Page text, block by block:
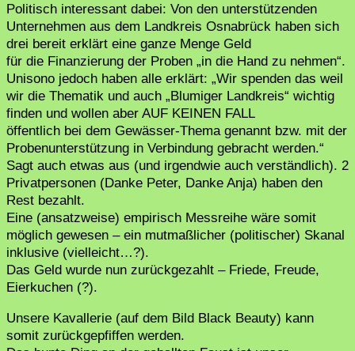
Politisch interessant dabei: Von den unterstützenden
Unternehmen aus dem Landkreis Osnabrück haben sich
drei bereit erklärt eine ganze Menge Geld
für die Finanzierung der Proben „in die Hand zu nehmen“.
Unisono jedoch haben alle erklärt: „Wir spenden das weil
wir die Thematik und auch „Blumiger Landkreis“ wichtig
finden und wollen aber AUF KEINEN FALL
öffentlich bei dem Gewässer-Thema genannt bzw. mit der
Probenunterstützung in Verbindung gebracht werden.“
Sagt auch etwas aus (und irgendwie auch verständlich). 2
Privatpersonen (Danke Peter, Danke Anja) haben den
Rest bezahlt.
Eine (ansatzweise) empirisch Messreihe wäre somit
möglich gewesen – ein mutmaßlicher (politischer) Skanal
inklusive (vielleicht…?).
Das Geld wurde nun zurückgezahlt – Friede, Freude,
Eierkuchen (?).
Unsere Kavallerie (auf dem Bild Black Beauty) kann
somit zurückgepfiffen werden.